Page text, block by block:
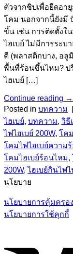
ตัวจากชิปเพื่อยืดอา
โคม นอกจากนี้ยังมี
ขึ้น เช่น การติดตั้งใ
ไฮเบย์ ไม่มีการระบ
ดี (พลาสติกบาง, อลู
พื้นที่ร้อนขึ้นไหม? ป
ไฮเบย์ […]
Continue reading →
Posted in บทความ
ไฮเบย์, บทความ, วิธี
ไฟไฮเบย์ 200W, โค
โคมไฟไฮเบย์ความ
โคมไฮเบย์ร้อนไหม,
200W,ไฮเบย์กินไฟ
นโยบาย
นโยบายการคุ้มคร
นโยบายการใช้คุกกี้